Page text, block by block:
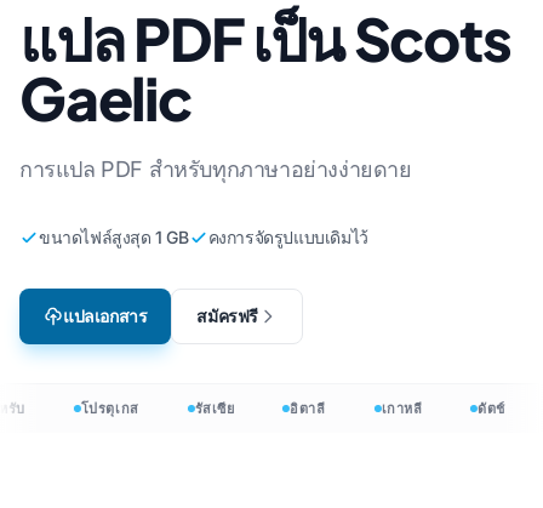
แปล PDF เป็น Scots
Gaelic
การแปล PDF สำหรับทุกภาษาอย่างง่ายดาย
ขนาดไฟล์สูงสุด 1 GB คงการจัดรูปแบบเดิมไว้
แปลเอกสาร สมัครฟรี
รับ โปรตุเกส รัสเซีย อิตาลี เกาหลี ดัตช์